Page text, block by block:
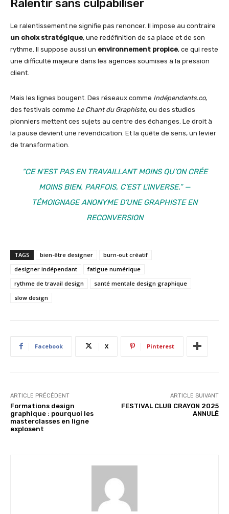
Ralentir sans culpabiliser
Le ralentissement ne signifie pas renoncer. Il impose au contraire
un choix stratégique, une redéfinition de sa place et de son
rythme. Il suppose aussi un environnement propice, ce qui reste
une difficulté majeure dans les agences soumises à la pression
client.
Mais les lignes bougent. Des réseaux comme Indépendants.co,
des festivals comme Le Chant du Graphiste, ou des studios
pionniers mettent ces sujets au centre des échanges. Le droit à
la pause devient une revendication. Et la quête de sens, un levier
de transformation.
“CE N’EST PAS EN TRAVAILLANT MOINS QU’ON CRÉE
MOINS BIEN. PARFOIS, C’EST L’INVERSE.” —
TÉMOIGNAGE ANONYME D’UNE GRAPHISTE EN
RECONVERSION
TAGS bien-être designer
burn-out créatif
designer indépendant
fatigue numérique
rythme de travail design
santé mentale design graphique
slow design
Facebook X Pinterest
ARTICLE PRÉCÉDENT
Formations design
graphique : pourquoi les
masterclasses en ligne
explosent
ARTICLE SUIVANT
FESTIVAL CLUB CRAYON 2025
ANNULÉ